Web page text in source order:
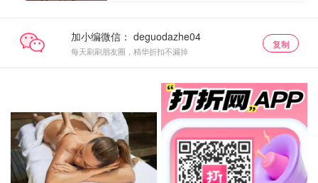
加小编微信：
每天刷刷朋友圈，精华折扣不漏掉
复制
关注我们